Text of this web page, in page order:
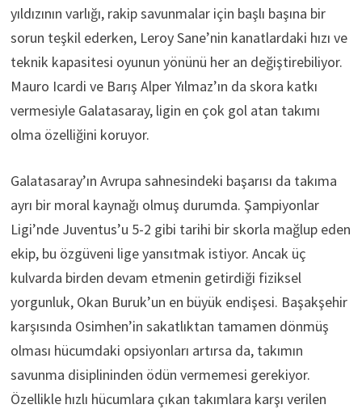
yıldızının varlığı, rakip savunmalar için başlı başına bir
sorun teşkil ederken, Leroy Sane’nin kanatlardaki hızı ve
teknik kapasitesi oyunun yönünü her an değiştirebiliyor.
Mauro Icardi ve Barış Alper Yılmaz’ın da skora katkı
vermesiyle Galatasaray, ligin en çok gol atan takımı
olma özelliğini koruyor.
Galatasaray’ın Avrupa sahnesindeki başarısı da takıma
ayrı bir moral kaynağı olmuş durumda. Şampiyonlar
Ligi’nde Juventus’u 5-2 gibi tarihi bir skorla mağlup eden
ekip, bu özgüveni lige yansıtmak istiyor. Ancak üç
kulvarda birden devam etmenin getirdiği fiziksel
yorgunluk, Okan Buruk’un en büyük endişesi. Başakşehir
karşısında Osimhen’in sakatlıktan tamamen dönmüş
olması hücumdaki opsiyonları artırsa da, takımın
savunma disiplininden ödün vermemesi gerekiyor.
Özellikle hızlı hücumlara çıkan takımlara karşı verilen